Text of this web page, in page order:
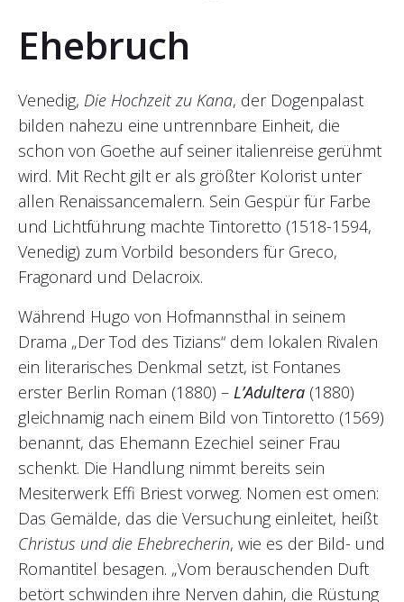
Ehebruch
Venedig, Die Hochzeit zu Kana, der Dogenpalast
bilden nahezu eine untrennbare Einheit, die
schon von Goethe auf seiner italienreise gerühmt
wird. Mit Recht gilt er als größter Kolorist unter
allen Renaissancemalern. Sein Gespür für Farbe
und Lichtführung machte Tintoretto (1518-1594,
Venedig) zum Vorbild besonders für Greco,
Fragonard und Delacroix.
Während Hugo von Hofmannsthal in seinem
Drama „Der Tod des Tizians“ dem lokalen Rivalen
ein literarisches Denkmal setzt, ist Fontanes
erster Berlin Roman (1880) – L’Adultera (1880)
gleichnamig nach einem Bild von Tintoretto (1569)
benannt, das Ehemann Ezechiel seiner Frau
schenkt. Die Handlung nimmt bereits sein
Mesiterwerk Effi Briest vorweg. Nomen est omen:
Das Gemälde, das die Versuchung einleitet, heißt
Christus und die Ehebrecherin, wie es der Bild- und
Romantitel besagen. „Vom berauschenden Duft
betört schwinden ihre Nerven dahin, die Rüstung